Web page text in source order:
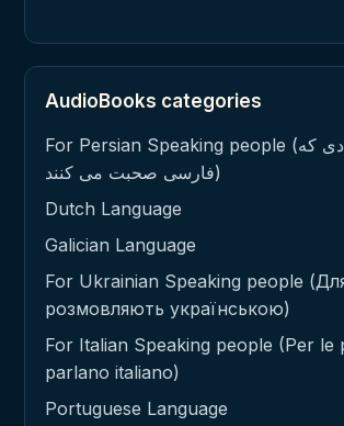
AudioBooks categories
For Persian Speaking people (برای افرادی که
فارسی صحبت می کنند)
Dutch Language
Galician Language
For Ukrainian Speaking people
розмовляють українською)
For Italian Speaking people (Per le
parlano italiano)
Portuguese Language